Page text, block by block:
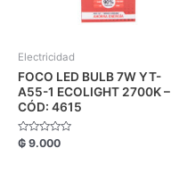
Electricidad
FOCO LED BULB 7W YT-
A55-1 ECOLIGHT 2700K –
CÓD: 4615
Valorado
con
₲ 9.000